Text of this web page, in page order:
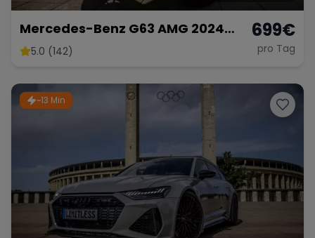
Mercedes-Benz G63 AMG 2024
mieten SUV G-Klasse G 63
5.0 (142)
699€
pro Tag
~13 Min